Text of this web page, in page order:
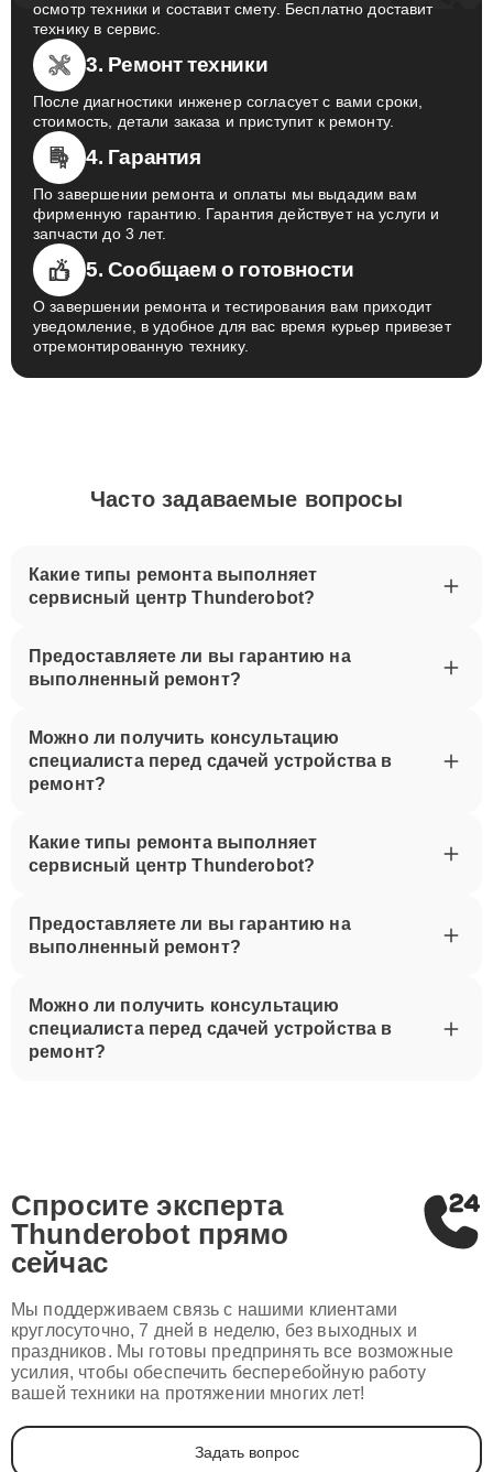
осмотр техники и составит смету. Бесплатно доставит
технику в сервис.
3. Ремонт техники
После диагностики инженер согласует с вами сроки,
стоимость, детали заказа и приступит к ремонту.
4. Гарантия
По завершении ремонта и оплаты мы выдадим вам
фирменную гарантию. Гарантия действует на услуги и
запчасти до 3 лет.
5. Сообщаем о готовности
О завершении ремонта и тестирования вам приходит
уведомление, в удобное для вас время курьер привезет
отремонтированную технику.
Часто задаваемые вопросы
Какие типы ремонта выполняет
сервисный центр Thunderobot?
Предоставляете ли вы гарантию на
выполненный ремонт?
Можно ли получить консультацию
специалиста перед сдачей устройства в
ремонт?
Какие типы ремонта выполняет
сервисный центр Thunderobot?
Предоставляете ли вы гарантию на
выполненный ремонт?
Можно ли получить консультацию
специалиста перед сдачей устройства в
ремонт?
Спросите эксперта
Thunderobot прямо
сейчас
Мы поддерживаем связь с нашими клиентами
круглосуточно, 7 дней в неделю, без выходных и
праздников. Мы готовы предпринять все возможные
усилия, чтобы обеспечить бесперебойную работу
вашей техники на протяжении многих лет!
Задать вопрос